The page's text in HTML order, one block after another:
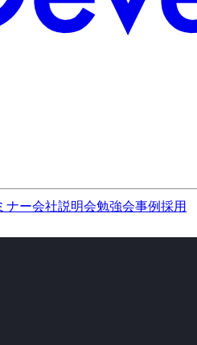
ナー会社説明会勉強会事例採用